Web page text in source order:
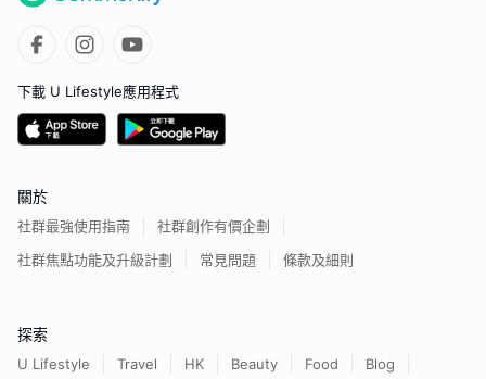
下載 U Lifestyle應用程式
關於
社群最強使用指南
社群創作有價企劃
社群焦點功能及升級計劃
常見問題 條款及細則
探索
U Lifestyle Travel HK Beauty Food Blog